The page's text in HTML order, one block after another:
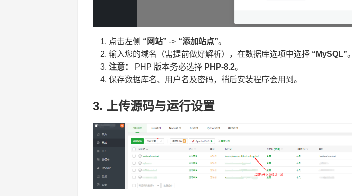
点击左侧 “网站” -> “添加站点”。
输入您的域名（需提前做好解析），在数据库选项中选择 “MySQL”。
注意：
PHP 版本务必选择 PHP-8.2。
保存数据库名、用户名及密码，稍后安装程序会用到。
3. 上传源码与运行设置